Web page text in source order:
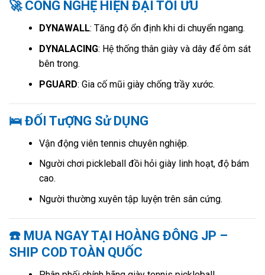
🚀 CÔNG NGHỆ HIỆN ĐẠI TỐI ƯU
DYNAWALL: Tăng độ ổn định khi di chuyển ngang.
DYNALACING: Hệ thống thân giày và dây để ôm sát
bên trong.
PGUARD: Gia cố mũi giày chống trầy xước.
🛌 ĐỐI TưỢNG Sử DỤNG
Vận động viên tennis chuyên nghiệp.
Người chơi pickleball đồi hỏi giày linh hoạt, độ bám
cao.
Người thường xuyên tập luyện trên sân cứng.
☎️ MUA NGAY TẠI HOÀNG ĐÔNG JP –
SHIP COD TOÀN QUỐC